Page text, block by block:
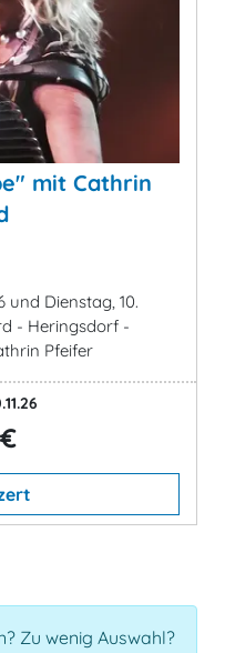
mit Cathrin
Dienstag, 10.
- Heringsdorf -
Pfeifer
Zu wenig Auswahl?